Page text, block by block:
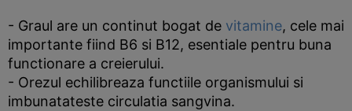
- Graul are un continut bogat de vitamine, cele mai
importante fiind B6 si B12, esentiale pentru buna
functionare a creierului.
- Orezul echilibreaza functiile organismului si
imbunatateste circulatia sangvina.